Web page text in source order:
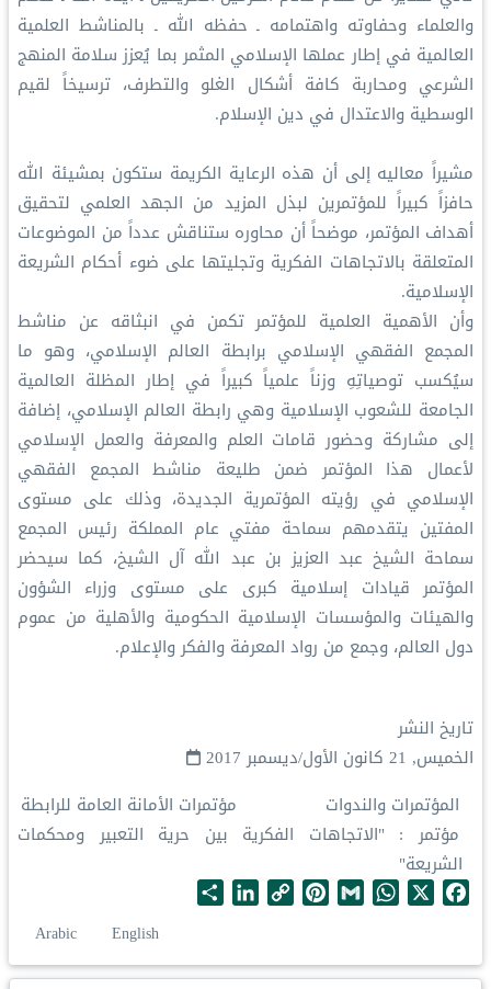
والعلماء وحفاوته واهتمامه ـ حفظه الله ـ بالمناشط العلمية
العالمية في إطار عملها الإسلامي المثمر بما يُعزز سلامة المنهج
الشرعي ومحاربة كافة أشكال الغلو والتطرف، ترسيخاً لقيم
الوسطية والاعتدال في دين الإسلام.
مشيراً معاليه إلى أن هذه الرعاية الكريمة ستكون بمشيئة الله
حافزاً كبيراً للمؤتمرين لبذل المزيد من الجهد العلمي لتحقيق
أهداف المؤتمر، موضحاً أن محاوره ستناقش عدداً من الموضوعات
المتعلقة بالاتجاهات الفكرية وتجليتها على ضوء أحكام الشريعة
الإسلامية.
وأن الأهمية العلمية للمؤتمر تكمن في انبثاقه عن مناشط
المجمع الفقهي الإسلامي برابطة العالم الإسلامي، وهو ما
سيُكسب توصياتِهِ وزناً علمياً كبيراً في إطار المظلة العالمية
الجامعة للشعوب الإسلامية وهي رابطة العالم الإسلامي، إضافة
إلى مشاركة وحضور قامات العلم والمعرفة والعمل الإسلامي
لأعمال هذا المؤتمر ضمن طليعة مناشط المجمع الفقهي
الإسلامي في رؤيته المؤتمرية الجديدة، وذلك على مستوى
المفتين يتقدمهم سماحة مفتي عام المملكة رئيس المجمع
سماحة الشيخ عبد العزيز بن عبد الله آل الشيخ، كما سيحضر
المؤتمر قيادات إسلامية كبرى على مستوى وزراء الشؤون
والهيئات والمؤسسات الإسلامية الحكومية والأهلية من عموم
دول العالم، وجمع من رواد المعرفة والفكر والإعلام.
تاريخ النشر
الخميس, 21 كانون الأول/ديسمبر 2017
المؤتمرات والندوات
مؤتمرات الأمانة العامة للرابطة
مؤتمر : "الاتجاهات الفكرية بين حرية التعبير ومحكمات
الشريعة"
F
e
X
W
t
G
i
P
t
C
y
L
k
r
Arabic English